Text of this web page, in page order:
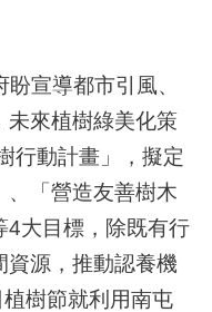
宣導都市引風、
未來植樹綠美化策
行動計畫」，擬定
、「營造友善樹木
4大目標，除既有行
資源，推動認養機
樹節就利用南屯